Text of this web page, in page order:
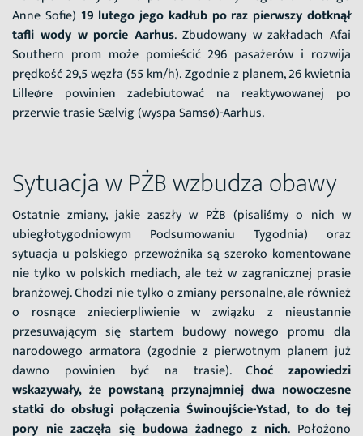
Anne Sofie) 19 lutego jego kadłub po raz pierwszy dotknął
tafli wody w porcie Aarhus. Zbudowany w zakładach Afai
Southern prom może pomieścić 296 pasażerów i rozwija
prędkość 29,5 węzła (55 km/h). Zgodnie z planem, 26 kwietnia
Lilleøre powinien zadebiutować na reaktywowanej po
przerwie trasie Sælvig (wyspa Samsø)-Aarhus.
Sytuacja w PŻB wzbudza obawy
Ostatnie zmiany, jakie zaszły w PŻB (pisaliśmy o nich w
ubiegłotygodniowym Podsumowaniu Tygodnia) oraz
sytuacja u polskiego przewoźnika są szeroko komentowane
nie tylko w polskich mediach, ale też w zagranicznej prasie
branżowej. Chodzi nie tylko o zmiany personalne, ale również
o rosnące zniecierpliwienie w związku z nieustannie
przesuwającym się startem budowy nowego promu dla
narodowego armatora (zgodnie z pierwotnym planem już
dawno powinien być na trasie). Choć zapowiedzi
wskazywały, że powstaną przynajmniej dwa nowoczesne
statki do obsługi połączenia Świnoujście-Ystad, to do tej
pory nie zaczęła się budowa żadnego z nich. Położono